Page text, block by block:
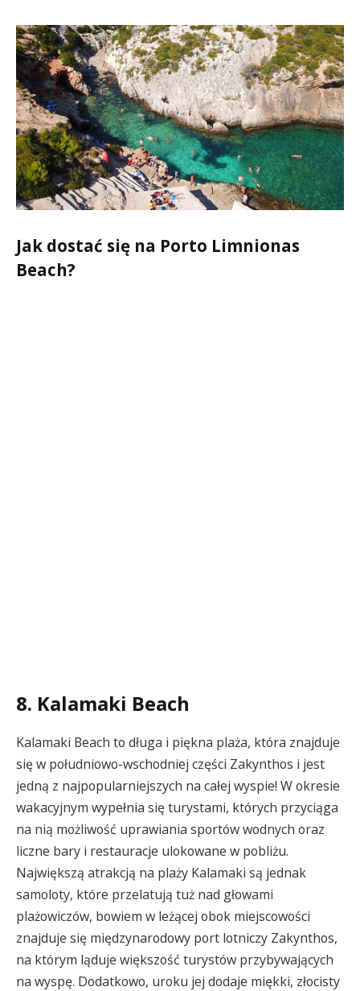
Jak dostać się na Porto Limnionas
Beach?
8. Kalamaki Beach
Kalamaki Beach to długa i piękna plaża, która znajduje
się w południowo-wschodniej części Zakynthos i jest
jedną z najpopularniejszych na całej wyspie! W okresie
wakacyjnym wypełnia się turystami, których przyciąga
na nią możliwość uprawiania sportów wodnych oraz
liczne bary i restauracje ulokowane w pobliżu.
Największą atrakcją na plaży Kalamaki są jednak
samoloty, które przelatują tuż nad głowami
plażowiczów, bowiem w leżącej obok miejscowości
znajduje się międzynarodowy port lotniczy Zakynthos,
na którym ląduje większość turystów przybywających
na wyspę. Dodatkowo, uroku jej dodaje miękki, złocisty